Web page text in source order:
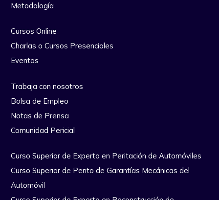
Metodología
Cursos Online
Charlas o Cursos Presenciales
Eventos
Trabaja con nosotros
Bolsa de Empleo
Notas de Prensa
Comunidad Pericial
Curso Superior de Experto en Peritación de Automóviles
Curso Superior de Perito de Garantías Mecánicas del
Automóvil